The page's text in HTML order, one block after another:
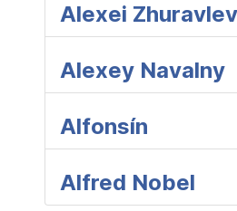
Alexei Zhuravlev
Alexey Navalny
Alfonsín
Alfred Nobel